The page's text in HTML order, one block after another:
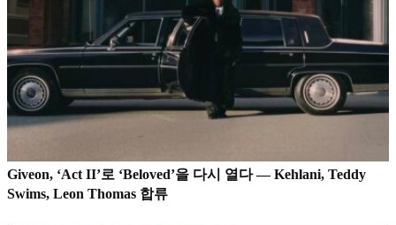
Giveon, ‘Act II’로 ‘Beloved’을 다시 열다 — Kehlani, Teddy
Swims, Leon Thomas 합류